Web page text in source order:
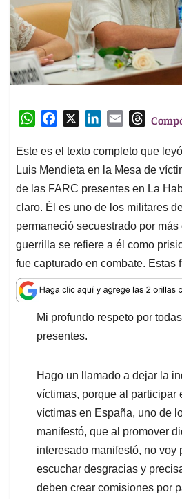
W
a
t
s
A
p
c
e
b
o
k
n
k
e
d
n
a
i
l
T
r
e
a
d
Este es el texto completo que
Luis Mendieta en la Mesa de
de las FARC presentes en La
claro. Él es uno de los militares
permaneció secuestrado por
guerrilla se refiere a él como
fue capturado en combate. Estas
Mi profundo respeto por
presentes.
Hago un llamado a dejar la
víctimas, porque al participar
víctimas en España, uno de
manifestó, que al promover
interesado manifestó, no voy
escuchar desgracias y
deben crear comisiones por